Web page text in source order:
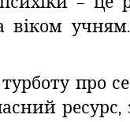
про
ресурс,